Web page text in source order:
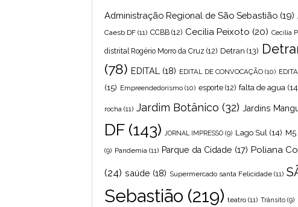
Administração Regional de São Sebastião (19)
Caesb DF (11) CCBB (12) Cecilia Peixoto (20) Cecília
distrital Rogério Morro da Cruz (12) Detran (13)
(78) EDITAL (18) EDITAL DE CONVOCAÇÃO (10)
(15) Empreendedorismo (10) esporte (12) falta de agua
rocha (11) Jardim Botânico (32) Jardins
DF(143) JORNAL IMPRESSO (9) Lago Sul (14)
(9) Pandemia (11) Parque da Cidade (17) Poliana
(24) saúde (18) Supermercado santa Felicidade (11)
Sebastião (219) teatro (11) Trânsito (9)